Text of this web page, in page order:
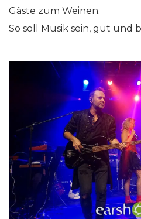
Gäste zum Weinen.
So soll Musik sein, gut und